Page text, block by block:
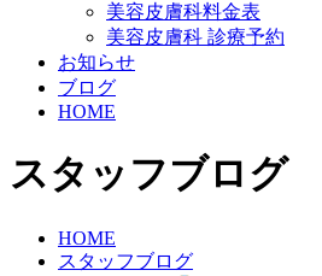
美容皮膚科料金表
美容皮膚科 診療予約
お知らせ
ブログ
HOME
スタッフブログ
HOME
スタッフブログ